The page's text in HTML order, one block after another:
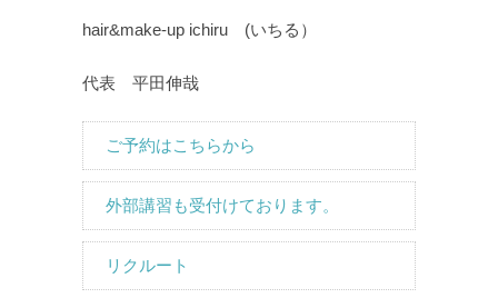
hair&make-up ichiru (いちる）
代表 平田伸哉
ご予約はこちらから
外部講習も受付けております。
リクルート